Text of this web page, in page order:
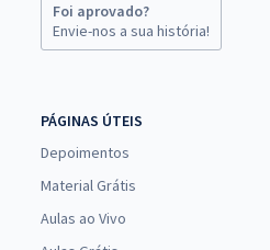
Foi aprovado?
Envie-nos a sua história!
PÁGINAS ÚTEIS
Depoimentos
Material Grátis
Aulas ao Vivo